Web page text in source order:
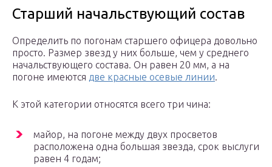
Старший начальствующий состав
Определить по погонам старшего офицера довольно
просто. Размер звезд у них больше, чем у среднего
начальствующего состава. Он равен 20 мм, а на
погоне имеются две красные осевые линии.
К этой категории относятся всего три чина:
майор, на погоне между двух просветов
расположена одна большая звезда, срок выслуги
равен 4 годам;